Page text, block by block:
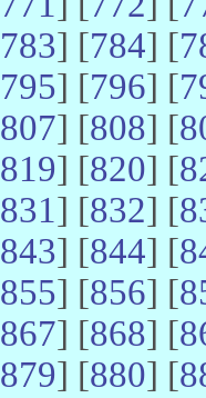
783] [784] [
795] [796] [
807] [808] [
819] [820] [
831] [832] [
843] [844] [
855] [856] [
867] [868] [
879] [880] [